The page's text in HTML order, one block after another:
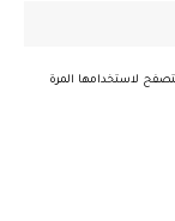
لاستخدامها المرة